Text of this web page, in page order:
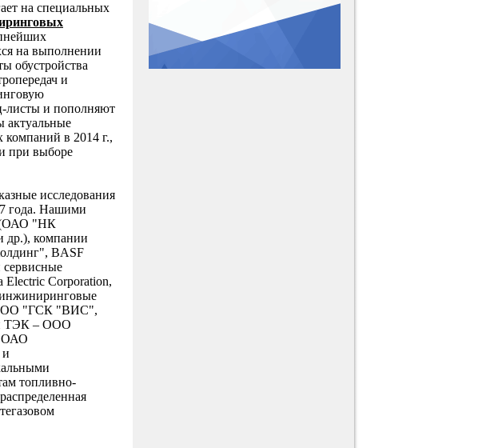
на специальных
на выполнении
обустройства
и
листы и пополняют
актуальные
компаний в 2014 г.,
при выборе
исследования
года. Нашими
(ОАО "НК
компании
BASF
Corporation,
"ГСК "ВИС",
ТЭК – ООО
ОАО
и
топливно-